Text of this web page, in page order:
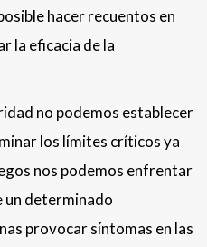
hacer recuentos en
la eficacia de la
no podemos establecer
los límites críticos ya
nos podemos enfrentar
un determinado
provocar síntomas en las